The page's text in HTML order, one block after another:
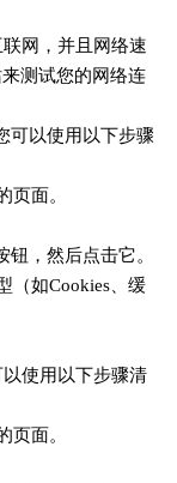
网，并且网络速
测试您的网络连
可以使用以下步骤
页面。
钮，然后点击它。
（如Cookies、缓
使用以下步骤清
页面。